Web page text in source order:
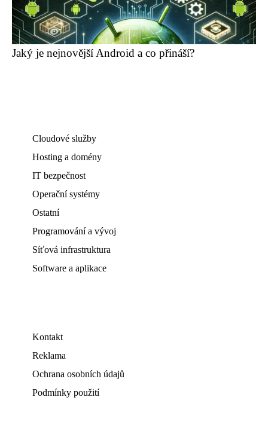
Jaký je nejnovější Android a co přináší?
Cloudové služby
Hosting a domény
IT bezpečnost
Operační systémy
Ostatní
Programování a vývoj
Síťová infrastruktura
Software a aplikace
Kontakt
Reklama
Ochrana osobních údajů
Podmínky použití